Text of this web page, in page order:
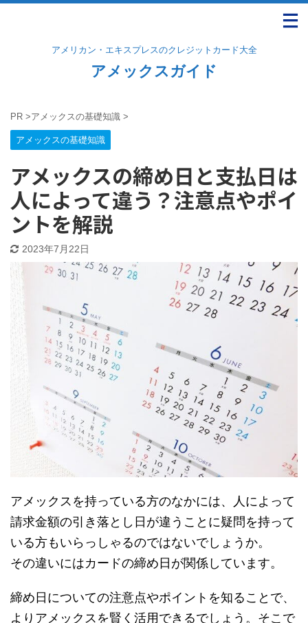
アメリカン・エキスプレスのクレジットカード大全
アメックスガイド
PR >アメックスの基礎知識 >
アメックスの基礎知識
アメックスの締め日と支払日は
人によって違う？注意点やポイ
ントを解説
2023年7月22日
アメックスを持っている方のなかには、人によって
請求金額の引き落とし日が違うことに疑問を持って
いる方もいらっしゃるのではないでしょうか。
その違いにはカードの締め日が関係しています。
締め日についての注意点やポイントを知ることで、
よりアメックスを賢く活用できるでしょう。そこで